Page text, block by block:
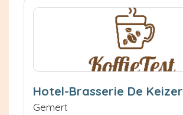
Hotel-Brasserie De Keizer
Gemert